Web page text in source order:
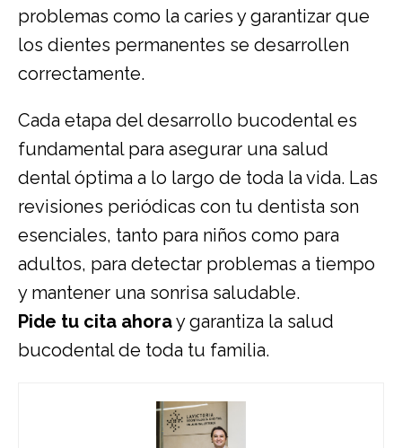
problemas como la caries y garantizar que
los dientes permanentes se desarrollen
correctamente.
Cada etapa del desarrollo bucodental es
fundamental para asegurar una salud
dental óptima a lo largo de toda la vida. Las
revisiones periódicas con tu dentista son
esenciales, tanto para niños como para
adultos, para detectar problemas a tiempo
y mantener una sonrisa saludable.
Pide tu cita ahoray garantiza la salud
bucodental de toda tu familia.